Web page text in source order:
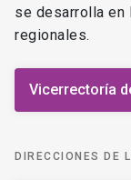
se desarrolla en
regionales.
Vicerrectoría
DIRECCIONES DE